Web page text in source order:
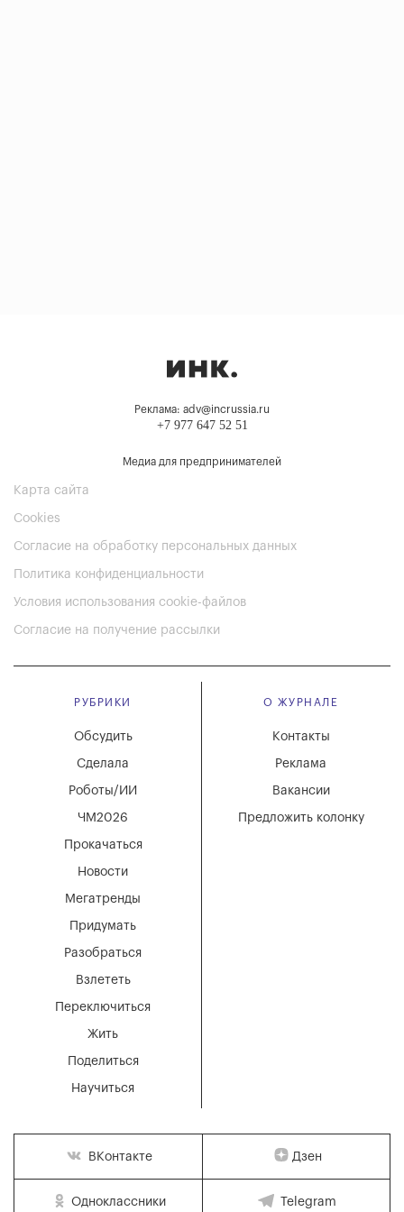
Реклама: adv@incrussia.ru
+7 977 647 52 51
Медиа для предпринимателей
Карта сайта
Cookies
Согласие на обработку персональных данных
Политика конфиденциальности
Условия использования cookie-файлов
Согласие на получение рассылки
РУБРИКИ
Мегатренды
Придумать
Разобраться
Взлететь
Новости
Переключиться
Жить
Поделиться
Научиться
Обсудить
Сделала
Роботы/ИИ
ЧМ2026
Прокачаться
О ЖУРНАЛЕ
Вакансии
Реклама
Контакты
Предложить колонку
ВКонтакте Дзен
Одноклассники Telegram